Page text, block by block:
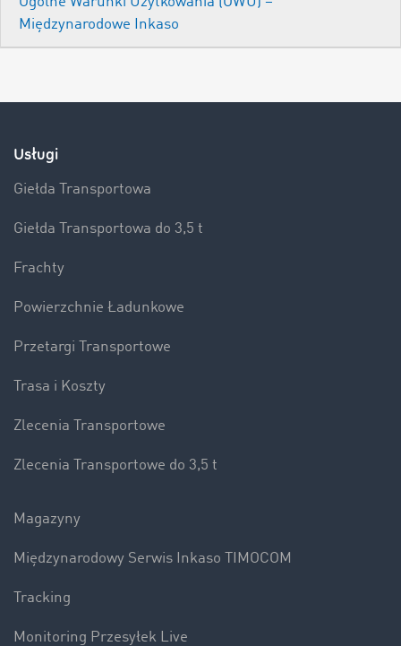
Międzynarodowe Inkaso
Usługi
Giełda Transportowa
Giełda Transportowa do 3,5 t
Frachty
Powierzchnie Ładunkowe
Przetargi Transportowe
Trasa i Koszty
Zlecenia Transportowe
Zlecenia Transportowe do 3,5 t
Magazyny
Międzynarodowy Serwis Inkaso TIMOCOM
Tracking
Monitoring Przesyłek Live